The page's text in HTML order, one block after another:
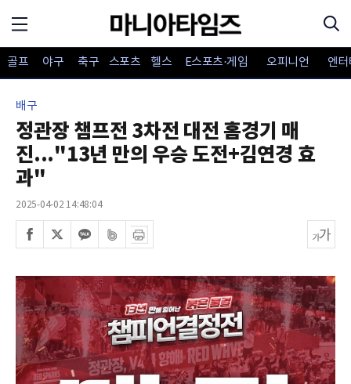
골프 야구 축구 스포츠 헬스 E스포츠·게임 오피니언 엔
배구
정관장 챔프전 3차전 대전 홈경기 매
진..."13년 만의 우승 도전+김연경 효
과"
2025-04-02 14:48:04